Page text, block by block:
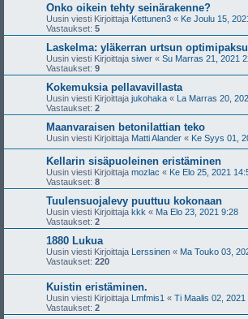
Onko oikein tehty seinärakenne?
Uusin viesti Kirjoittaja Kettunen3 « Ke Joulu 15,
Vastaukset: 5
Laskelma: yläkerran urtsun
Uusin viesti Kirjoittaja siwer « Su Marras 21, 2021
Vastaukset: 9
Kokemuksia pellavavillasta
Uusin viesti Kirjoittaja jukohaka « La Marras 20,
Vastaukset: 2
Maanvaraisen betonilattian teko
Uusin viesti Kirjoittaja Matti Alander « Ke Syys 01,
Kellarin sisäpuoleinen eristäminen
Uusin viesti Kirjoittaja mozlac « Ke Elo 25, 2021
Vastaukset: 8
Tuulensuojalevy puuttuu kokonaan
Uusin viesti Kirjoittaja kkk « Ma Elo 23, 2021 9:28
Vastaukset: 2
1880 Lukua
Uusin viesti Kirjoittaja Lerssinen « Ma Touko 03,
Vastaukset: 220
Kuistin eristäminen.
Uusin viesti Kirjoittaja Lmfmis1 « Ti Maalis 02, 2021
Vastaukset: 2